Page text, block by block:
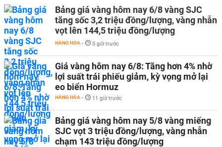
Bảng giá vàng hôm nay 6/8 vàng SJC
tăng sốc 3,2 triệu đồng/lượng, vàng nhẫn
vọt lên 144,5 triệu đồng/lượng
HÀNG HÓA - 5 giờ trước
Giá vàng hôm nay 6/8: Tăng hơn 4% nhờ
lợi suất trái phiếu giảm, kỳ vọng mở lại
eo biển Hormuz
HÀNG HÓA - 11 giờ trước
Bảng giá vàng hôm nay 5/8 vàng miếng
SJC vọt 3 triệu đồng/lượng, vàng nhẫn
chạm 143 triệu đồng/lượng